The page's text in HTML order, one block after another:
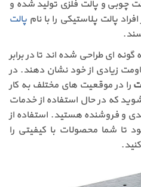
چوبی و پالت فلزی تولید شده و
پالت پلاستیکی را با نام پالت
ای طراحی شده اند تا در برابر
زیادی از خود نشان دهند. در
را در موقعیت های مختلف به کار
که در حال استفاده از خدمات
و فروشنده هستید. استفاده از
تا شما محصولات با کیفیتی را